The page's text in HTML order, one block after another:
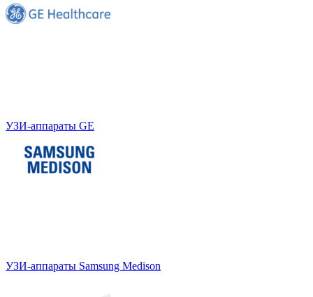
УЗИ-аппараты GE
УЗИ-аппараты Samsung Medison